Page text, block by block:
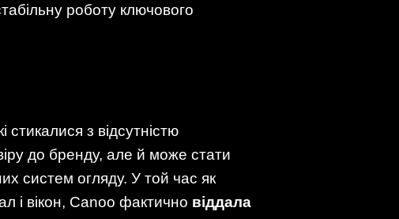
роботу ключового
з відсутністю
до бренду, але й може стати
систем огляду. У той час як
і вікон, Canoo фактично віддала